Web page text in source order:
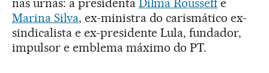
nas urnas: a presidenta Dilma Rousseffe
Marina Silva, ex-ministra do carismático ex-
sindicalista e ex-presidente Lula, fundador,
impulsor e emblema máximo do PT.